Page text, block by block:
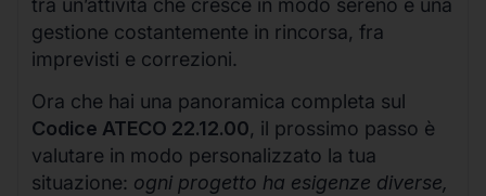
tra un’attività che cresce in modo sereno e una
gestione costantemente in rincorsa, fra
imprevisti e correzioni.
Ora che hai una panoramica completa sul
Codice ATECO 22.12.00, il prossimo passo è
valutare in modo personalizzato la tua
situazione: ogni progetto ha esigenze diverse,